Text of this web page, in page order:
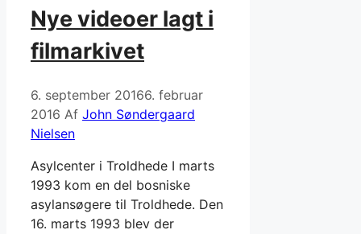
Nye videoer lagt i
filmarkivet
6. september 20166. februar
2016 Af John Søndergaard
Nielsen
Asylcenter i Troldhede I marts
1993 kom en del bosniske
asylansøgere til Troldhede. Den
16. marts 1993 blev der